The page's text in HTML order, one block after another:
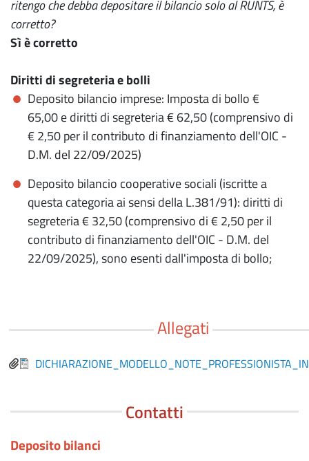
ritengo che debba depositare il bilancio solo al RUNTS, è
corretto?
Sì è corretto
Diritti di segreteria e bolli
Deposito bilancio imprese: Imposta di bollo €
65,00 e diritti di segreteria € 62,50 (comprensivo di
€ 2,50 per il contributo di finanziamento dell'OIC -
D.M. del 22/09/2025)
Deposito bilancio cooperative sociali (iscritte a
questa categoria ai sensi della L.381/91): diritti di
segreteria € 32,50 (comprensivo di € 2,50 per il
contributo di finanziamento dell'OIC - D.M. del
22/09/2025), sono esenti dall'imposta di bollo;
Allegati
File
Contatti
Deposito bilanci